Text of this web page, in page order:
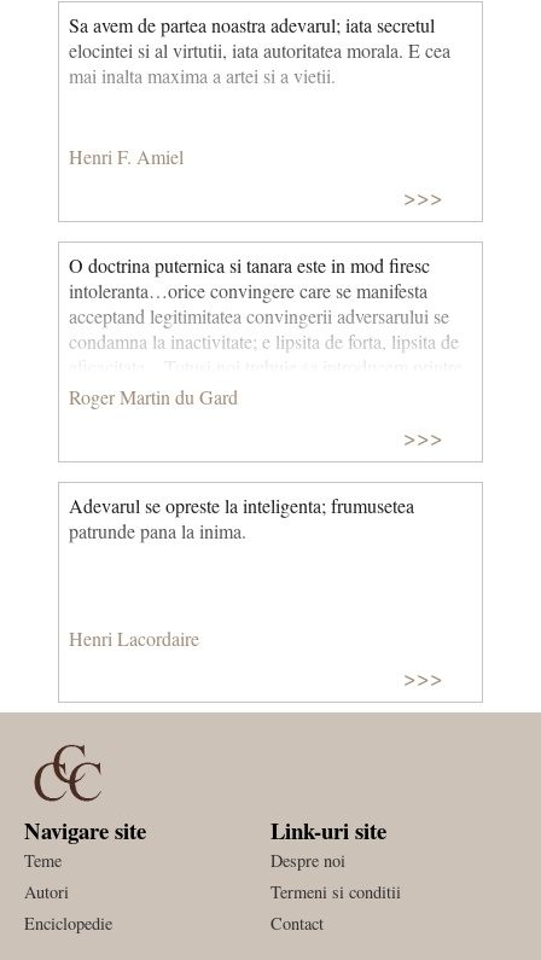
Sa avem de partea noastra adevarul; iata secretul
elocintei si al virtutii, iata autoritatea morala. E cea
mai inalta maxima a artei si a vietii.
Henri F. Amiel
>>>
O doctrina puternica si tanara este in mod firesc
intoleranta…orice convingere care se manifesta
acceptand legitimitatea convingerii adversarului se
condamna la inactivitate; e lipsita de forta, lipsita de
eficacitate…Totusi noi trebuie sa introducem printre
oameni spiritul de toleranta, avem cu totii dreptul sa
fim ceea ce suntem, si omul de langa noi nu ne poate
interzice sa fim ceea ce suntem in numele propriilor
sale principii…; trebuie sa avem libertatea de a gresi,
cu conditia ca adevarul sa se bucure si el de o
libertate asemanatoare; adevarul va birui intotdeauna
la momentul oportun.
Roger Martin du Gard
>>>
Adevarul se opreste la inteligenta; frumusetea
patrunde pana la inima.
Henri Lacordaire
>>>
Navigare site
Teme
Autori
Enciclopedie
Link-uri site
Despre noi
Termeni si conditii
Contact